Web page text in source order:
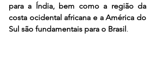
para a Índia, bem como a região da
costa ocidental africana e a América do
Sul são fundamentais para o Brasil .